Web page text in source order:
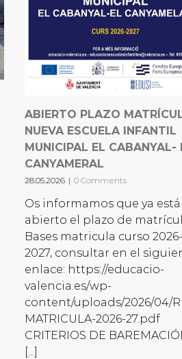
ABIERTO PLAZO
NUEVA ESCUELA INFANTIL
MUNICIPAL EL CABANYAL-
CANYAMERAL
28.05.2026 | 0 Comments
Os informamos que ya está
abierto el plazo de
Bases matricula curso 2026-
2027, consultar en el
enlace: https://educacio-
valencia.es/wp-
content/uploads/2026/04/
MATRICULA-2026-27.pdf
CRITERIOS DE
[...]